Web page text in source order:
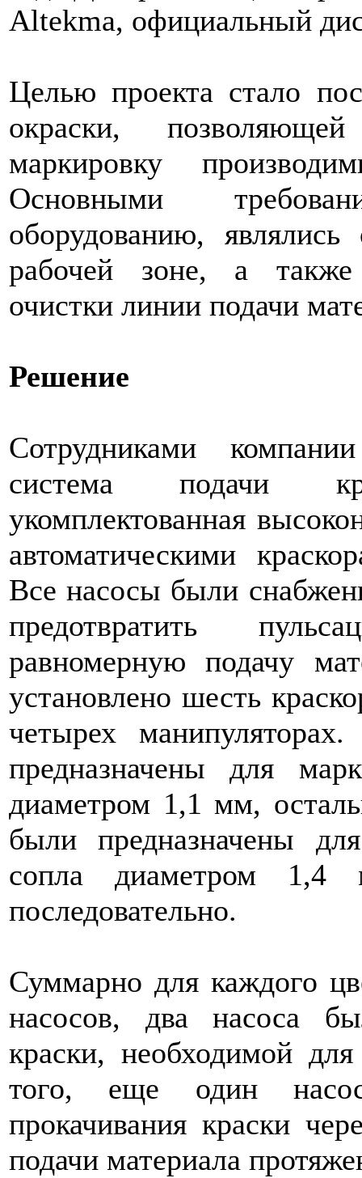
Altekma, официальный
Целью проекта стало
окраски,
маркировку
Основными
оборудованию,
рабочей зоне, а также
очистки линии подачи
Решение
Сотрудниками
система подачи
укомплектованная
автоматическими
Все насосы были
предотвратить
равномерную подачу
установлено шесть
четырех
предназначены для
диаметром 1,1 мм,
были предназначены
сопла диаметром 1,4
последовательно.
Суммарно для каждого
насосов, два насоса
краски, необходимой
того, еще один
прокачивания краски
подачи материала